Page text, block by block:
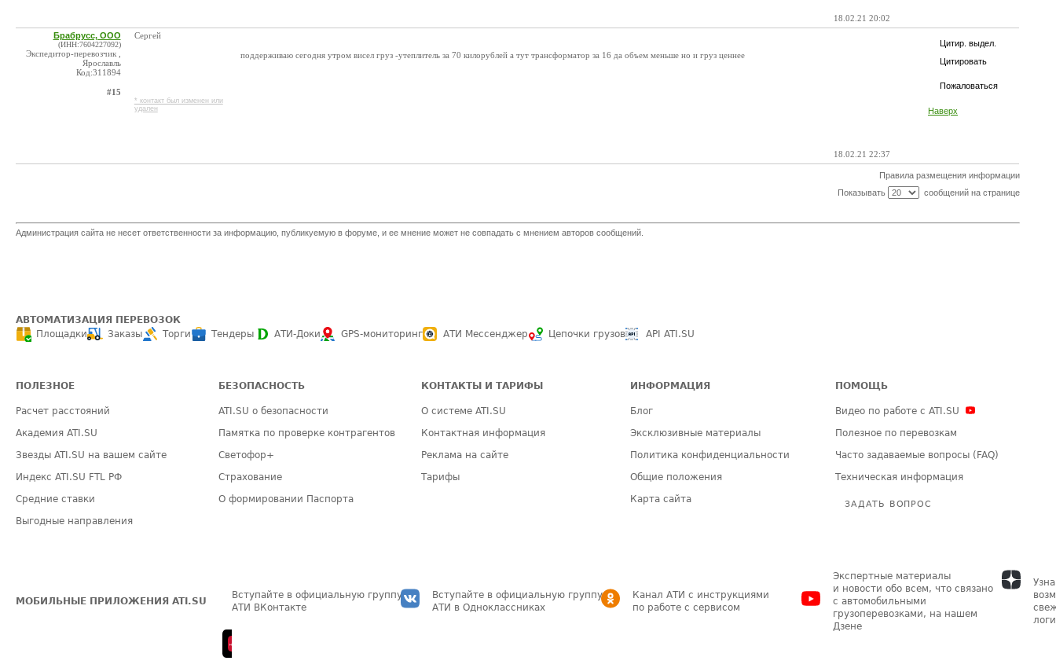
18.02.21 20:02
Цитир. выдел.
Цитировать
Пожаловаться
Наверх
Брабрусс, ООО
(ИНН:7604227092)
Экспедитор-перевозчик ,
Ярославль
Код:311894
#15
Сергей
* контакт был изменен или
удален
поддерживаю сегодня утром висел груз -утеплитель за 70 килорублей а тут трансформатор за 16 да объем меньше но и груз ценнее
18.02.21 22:37
Правила размещения информации
Показывать
сообщений на странице
Администрация сайта не несет ответственности за информацию, публикуемую в форуме, и ее мнение может не совпадать с мнением авторов сообщений.
АВТОМАТИЗАЦИЯ ПЕРЕВОЗОК
Площадки
Заказы Торги Тендеры АТИ-Доки GPS-мониторинг АТИ Мессенджер Цепочки грузов API ATI.SU
ПОЛЕЗНОЕ
Расчет расстояний
Академия ATI.SU
Звезды ATI.SU на вашем сайте
Индекс ATI.SU FTL РФ
Средние ставки
Выгодные направления
БЕЗОПАСНОСТЬ
ATI.SU о безопасности
Памятка по проверке контрагентов
Светофор+
Страхование
О формировании Паспорта
КОНТАКТЫ И ТАРИФЫ
О системе ATI.SU
Контактная информация
Реклама на сайте
Тарифы
ИНФОРМАЦИЯ
Блог
Эксклюзивные материалы
Политика конфиденциальности
Общие положения
Карта сайта
ПОМОЩЬ
Видео по работе с ATI.SU
Полезное по перевозкам
Часто задаваемые вопросы (FAQ)
Техническая информация
ЗАДАТЬ ВОПРОС
МОБИЛЬНЫЕ ПРИЛОЖЕНИЯ ATI.SU
Вступайте в официальную группу
АТИ ВКонтакте
Вступайте в официальную группу
АТИ в Одноклассниках
Канал АТИ с инструкциями
по работе с сервисом
Экспертные материалы
и новости обо всем, что связано
с автомобильными
грузоперевозками, на нашем
Дзене